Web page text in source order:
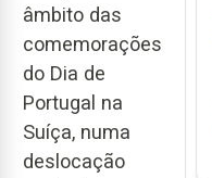
âmbito das
comemorações
do Dia de
Portugal na
Suíça, numa
deslocação